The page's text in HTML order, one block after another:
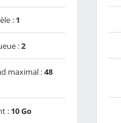
: 1
:2
maximal :48
: 10 Go